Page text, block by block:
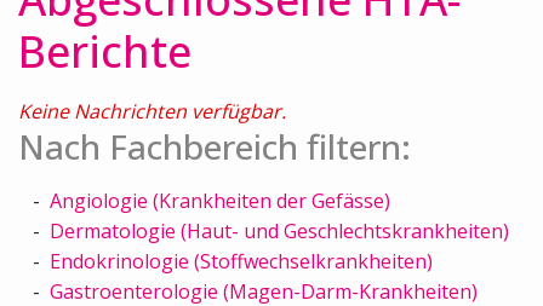
Berichte
Keine Nachrichten verfügbar.
Nach Fachbereich filtern:
Angiologie (Krankheiten der Gefässe)
Dermatologie (Haut- und Geschlechtskrankheiten)
Endokrinologie (Stoffwechselkrankheiten)
Gastroenterologie (Magen-Darm-Krankheiten)